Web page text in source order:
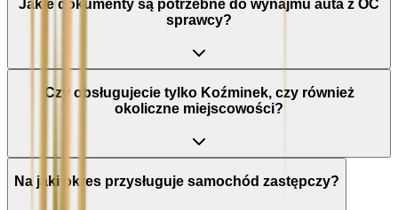
Jakie dokumenty są potrzebne do wynajmu auta z OC
sprawcy?
Czy obsługujecie tylko Koźminek, czy również
okoliczne miejscowości?
Na jaki okres przysługuje samochód zastępczy?